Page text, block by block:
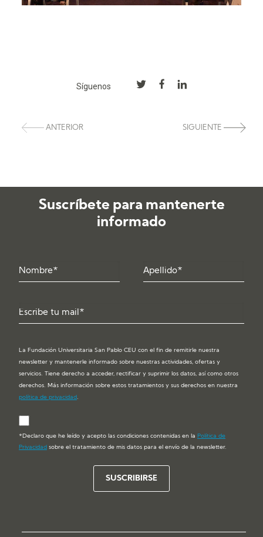
Síguenos
ANTERIOR SIGUIENTE
Suscríbete para mantenerte
informado
La Fundación Universitaria San Pablo CEU con el fin de remitirle nuestra
newsletter y mantenerle informado sobre nuestras actividades, ofertas y
servicios. Tiene derecho a acceder, rectificar y suprimir los datos, así como otros
derechos. Más información sobre estos tratamientos y sus derechos en nuestra
política de privacidad.
*Declaro que he leído y acepto las condiciones contenidas en la Política de
Privacidad sobre el tratamiento de mis datos para el envío de la newsletter.